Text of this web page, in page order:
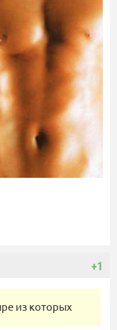
+1
из которых